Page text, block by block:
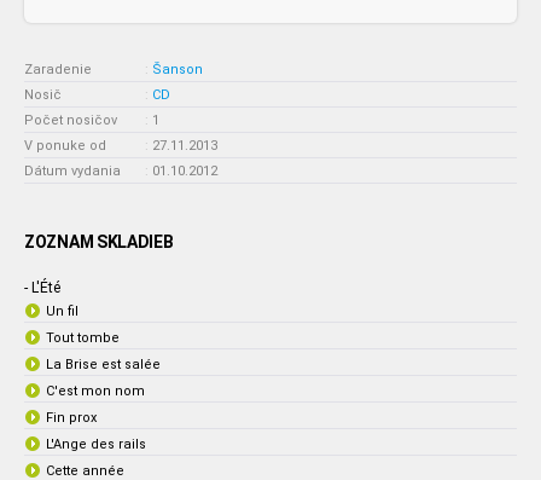
Zaradenie : Šanson
Nosič
: CD
Počet nosičov
: 1
V ponuke od
: 27.11.2013
Dátum vydania
: 01.10.2012
ZOZNAM SKLADIEB
- L'Été
Un fil
Tout tombe
La Brise est salée
C'est mon nom
Fin prox
L'Ange des rails
Cette année